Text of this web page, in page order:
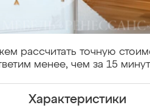
рассчитать точную
менее, чем за 15
Характеристики